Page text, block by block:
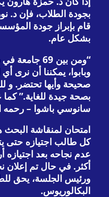
بجودة الطلاب، فإن د.
قام بإبراز جودة
بشكل عام.
“ومن بين 69
وبابوا، يمكننا أن نرى
صحيحة وأيها تحتضر. و
بصحة جيدة للغاية.”
سانوسي باشوا – رحمه
امتحان لمنقاشة
كل طالب اجتيازه حتى
عدم نجاحه بعد اجتيازه
أكثر. في حال تم إعلان
ورئيس الجلسة، يحق
البكالوريوس.